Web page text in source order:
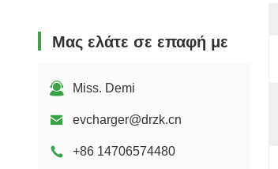
Τρέχοντες σταθμοί φόρτισης κινητών
Μας ελάτε σε επαφή με
Miss. Demi
evcharger@drzk.cn
+86 14706574480